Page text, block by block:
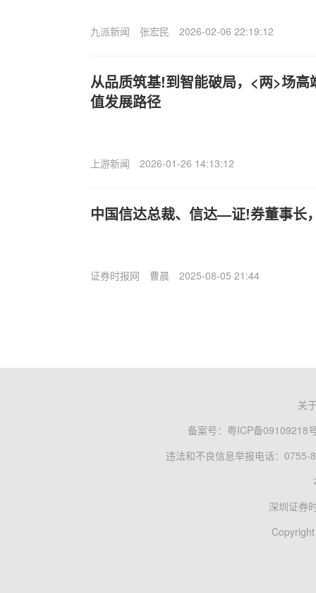
九派新闻 张宏民 2026-02-06 22:19:12
从品质筑基!到智能破局，<两>场
值发展路径
上游新闻 2026-01-26 14:13:12
中国信达总裁、信达—证!券董事长
证券时报网 曹晨 2025-08-05 21:44
关
备案号： 粤ICP备09109218
违法和不良信息举报电话：0755-
深圳证券